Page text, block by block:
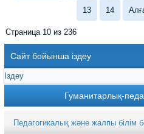
13 14
Страница 10 из 236
Сайт бойынша іздеу
Гуманитарлық-
Педагогикалық және жалпы білім